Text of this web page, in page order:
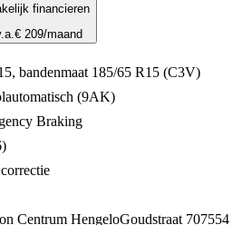
financieren
€ 209/maand
bandenmaat 185/65 R15 (C3V)
(9AK)
Braking
Centrum HengeloGoudstraat 707554